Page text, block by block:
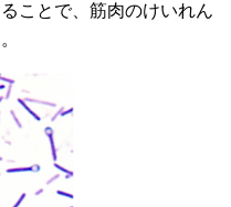
ことで、筋肉のけいれん